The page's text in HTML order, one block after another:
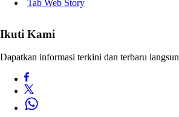
Tab Web Story
Ikuti Kami
Dapatkan informasi terkini dan terbaru